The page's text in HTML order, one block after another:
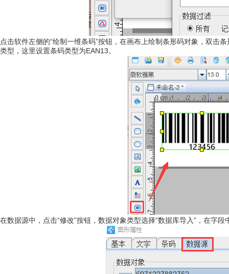
点击软件左侧的“绘制一维条码”按钮，在画布上绘制条形码对象，双击
类型，这里设置条码类型为EAN13。
在数据源中，点击“修改”按钮，数据对象类型选择“数据库导入”，在字